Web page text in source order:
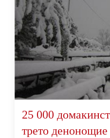
25 000
трето денонощие